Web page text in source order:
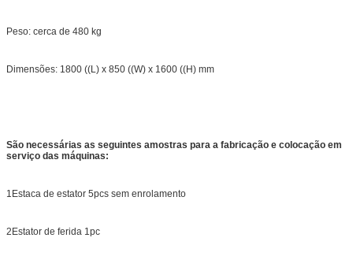
Peso: cerca de 480 kg
Dimensões: 1800 ((L) x 850 ((W) x 1600 ((H) mm
São necessárias as seguintes amostras para a fabricação e colocação em
serviço das máquinas:
1Estaca de estator 5pcs sem enrolamento
2Estator de ferida 1pc